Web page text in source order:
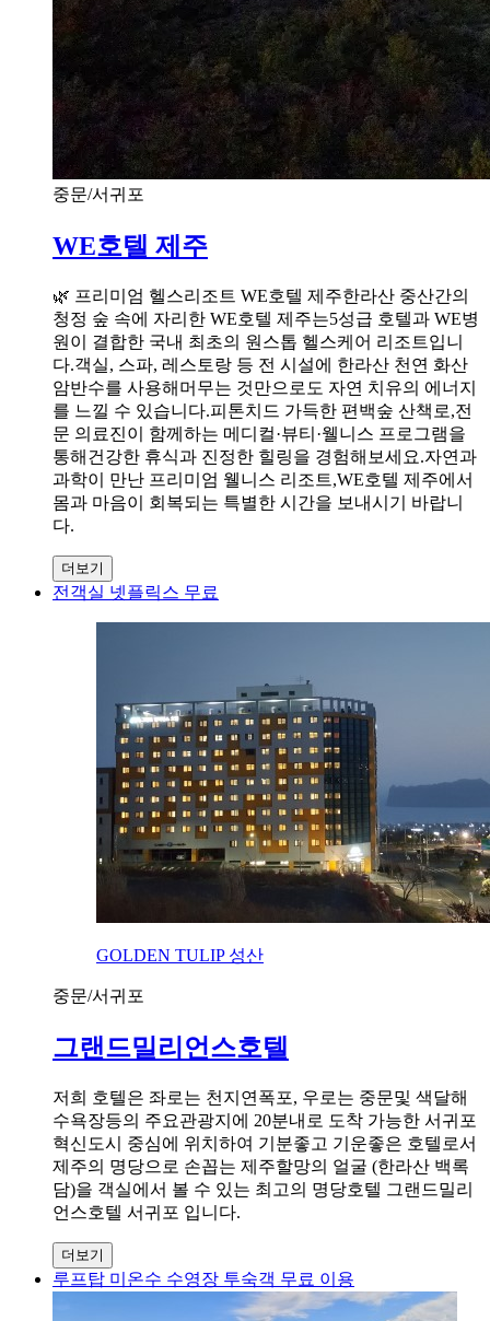
중문/서귀포
WE호텔 제주
🌿 프리미엄 헬스리조트 WE호텔 제주한라산 중산간의
청정 숲 속에 자리한 WE호텔 제주는5성급 호텔과 WE병
원이 결합한 국내 최초의 원스톱 헬스케어 리조트입니
다.객실, 스파, 레스토랑 등 전 시설에 한라산 천연 화산
암반수를 사용해머무는 것만으로도 자연 치유의 에너지
를 느낄 수 있습니다.피톤치드 가득한 편백숲 산책로,전
문 의료진이 함께하는 메디컬·뷰티·웰니스 프로그램을
통해건강한 휴식과 진정한 힐링을 경험해보세요.자연과
과학이 만난 프리미엄 웰니스 리조트,WE호텔 제주에서
몸과 마음이 회복되는 특별한 시간을 보내시기 바랍니
다.
더보기
전객실 넷플릭스 무료
GOLDEN TULIP 성산
중문/서귀포
그랜드밀리언스호텔
저희 호텔은 좌로는 천지연폭포, 우로는 중문및 색달해
수욕장등의 주요관광지에 20분내로 도착 가능한 서귀포
혁신도시 중심에 위치하여 기분좋고 기운좋은 호텔로서
제주의 명당으로 손꼽는 제주할망의 얼굴 (한라산 백록
담)을 객실에서 볼 수 있는 최고의 명당호텔 그랜드밀리
언스호텔 서귀포 입니다.
더보기
루프탑 미온수 수영장 투숙객 무료 이용